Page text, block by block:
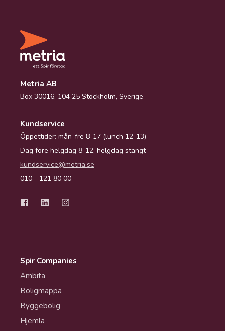
Metria AB
Box 30016, 104 25 Stockholm, Sverige
Kundservice
Öppettider: mån-fre 8-17 (lunch 12-13)
Dag före helgdag 8-12, helgdag stängt
kundservice@metria.se
010 - 121 80 00
Spir Companies
Ambita
Boligmappa
Byggebolig
Hjemla